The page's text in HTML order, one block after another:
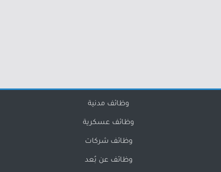
وظائف مدنية
وظائف عسكرية
وظائف شركات
وظائف عن بُعد